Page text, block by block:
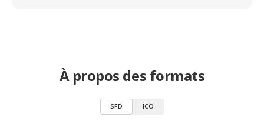
À propos des formats
SFD ICO